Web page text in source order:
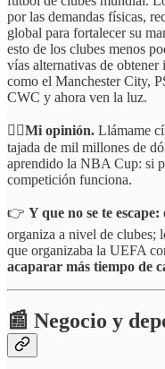
por las demandas físicas,
global para fortalecer su
esto de los clubes menos
vías alternativas de obtener
como el Manchester City,
CWC y ahora ven la luz.
☝🏻Mi opinión. Llámame
tajada de mil millones de
aprendido la NBA Cup: si
competición funciona.
👉 Y que no se te escape:
organiza a nivel de clubes;
que organizaba la UEFA
acaparar más tiempo de
📰 Negocio y